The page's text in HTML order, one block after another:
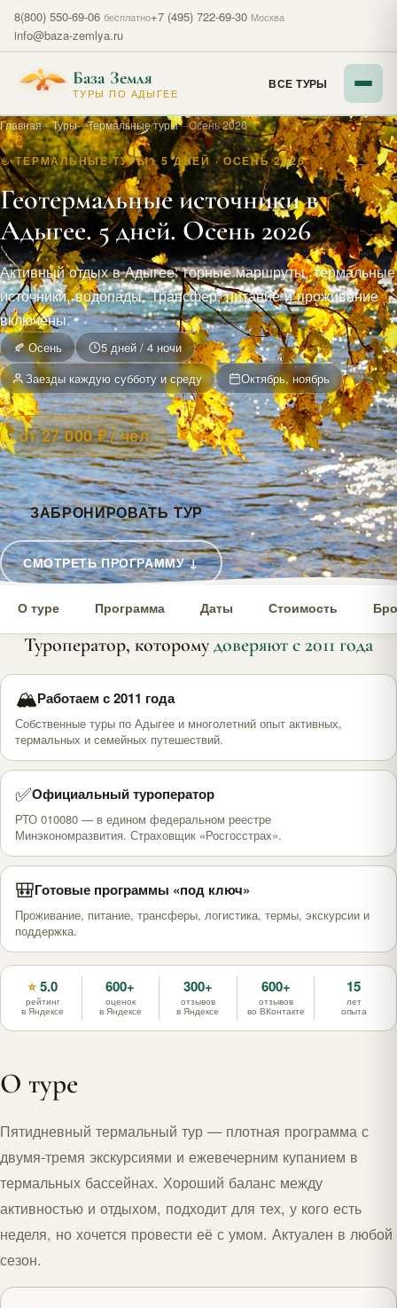
8(800) 550-69-06 бесплатно+7 (495) 722-69-30 Москва
info@baza-zemlya.ru
База Земля
ТУРЫ ПО АДЫГЕЕ
ВСЕ ТУРЫ
Главная—Туры—Термальные туры—Осень 2026
♨ ТЕРМАЛЬНЫЕ ТУРЫ · 5 ДНЕЙ · ОСЕНЬ 2026
Геотермальные источники в
Адыгее. 5 дней. Осень 2026
Активный отдых в Адыгее: горные маршруты, термальные
источники, водопады. Трансфер, питание и проживание
включены.
🍂 Осень
5 дней / 4 ночи
Заезды каждую субботу и среду
Октябрь, ноябрь
от 27 000 ₽ / чел
ЗАБРОНИРОВАТЬ ТУР
СМОТРЕТЬ ПРОГРАММУ ↓
О туре Программа Даты Стоимость
Туроператор, которомудоверяют с 2011 года
🏔Работаем с 2011 года
Собственные туры по Адыгее и многолетний опыт активных,
термальных и семейных путешествий.
✅Официальный туроператор
РТО 010080 — в едином федеральном реестре
Минэкономразвития. Страховщик «Росгосстрах».
🎒Готовые программы «под ключ»
Проживание, питание, трансферы, логистика, термы, экскурсии и
поддержка.
⭐ 5.0
рейтинг
в Яндексе
600+
оценок
в Яндексе
300+
отзывов
в Яндексе
600+
отзывов
во ВКонтакте
15
лет
опыта
О туре
Пятидневный термальный тур — плотная программа с
двумя-тремя экскурсиями и ежевечерним купанием в
термальных бассейнах. Хороший баланс между
активностью и отдыхом, подходит для тех, у кого есть
неделя, но хочется провести её с умом. Актуален в любой
сезон.